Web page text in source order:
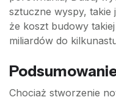
sztuczne wyspy, takie
że koszt budowy
miliardów do
Chociaż stworzenie